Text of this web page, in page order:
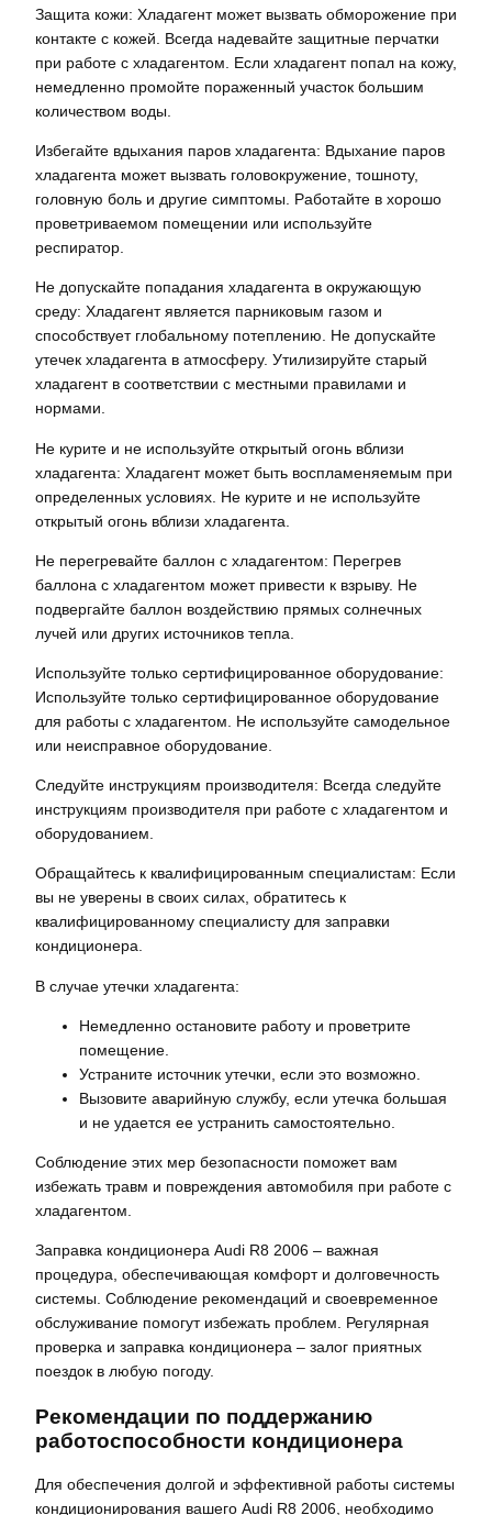
Защита кожи: Хладагент может вызвать обморожение при
контакте с кожей. Всегда надевайте защитные перчатки
при работе с хладагентом. Если хладагент попал на кожу,
немедленно промойте пораженный участок большим
количеством воды.
Избегайте вдыхания паров хладагента: Вдыхание паров
хладагента может вызвать головокружение, тошноту,
головную боль и другие симптомы. Работайте в хорошо
проветриваемом помещении или используйте
респиратор.
Не допускайте попадания хладагента в окружающую
среду: Хладагент является парниковым газом и
способствует глобальному потеплению. Не допускайте
утечек хладагента в атмосферу. Утилизируйте старый
хладагент в соответствии с местными правилами и
нормами.
Не курите и не используйте открытый огонь вблизи
хладагента: Хладагент может быть воспламеняемым при
определенных условиях. Не курите и не используйте
открытый огонь вблизи хладагента.
Не перегревайте баллон с хладагентом: Перегрев
баллона с хладагентом может привести к взрыву. Не
подвергайте баллон воздействию прямых солнечных
лучей или других источников тепла.
Используйте только сертифицированное оборудование:
Используйте только сертифицированное оборудование
для работы с хладагентом. Не используйте самодельное
или неисправное оборудование.
Следуйте инструкциям производителя: Всегда следуйте
инструкциям производителя при работе с хладагентом и
оборудованием.
Обращайтесь к квалифицированным специалистам: Если
вы не уверены в своих силах, обратитесь к
квалифицированному специалисту для заправки
кондиционера.
В случае утечки хладагента:
Немедленно остановите работу и проветрите
помещение.
Устраните источник утечки, если это возможно.
Вызовите аварийную службу, если утечка большая
и не удается ее устранить самостоятельно.
Соблюдение этих мер безопасности поможет вам
избежать травм и повреждения автомобиля при работе с
хладагентом.
Заправка кондиционера Audi R8 2006 – важная
процедура, обеспечивающая комфорт и долговечность
системы. Соблюдение рекомендаций и своевременное
обслуживание помогут избежать проблем. Регулярная
проверка и заправка кондиционера – залог приятных
поездок в любую погоду.
Рекомендации по поддержанию
работоспособности кондиционера
Для обеспечения долгой и эффективной работы системы
кондиционирования вашего Audi R8 2006, необходимо